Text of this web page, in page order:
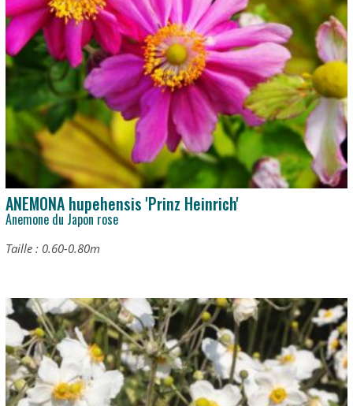
ANEMONA hupehensis 'Prinz Heinrich'
Anemone du Japon rose
Taille : 0.60-0.80m